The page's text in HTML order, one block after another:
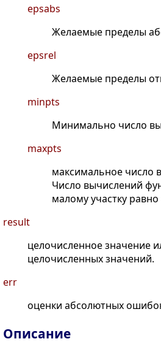
epsabs
Желаемые пределы
epsrel
Желаемые пределы
minpts
Минимально число
maxpts
максимальное число
Число вычислений
малому участку равно
result
целочисленное значение
целочисленных значений.
err
оценки абсолютных
Описание